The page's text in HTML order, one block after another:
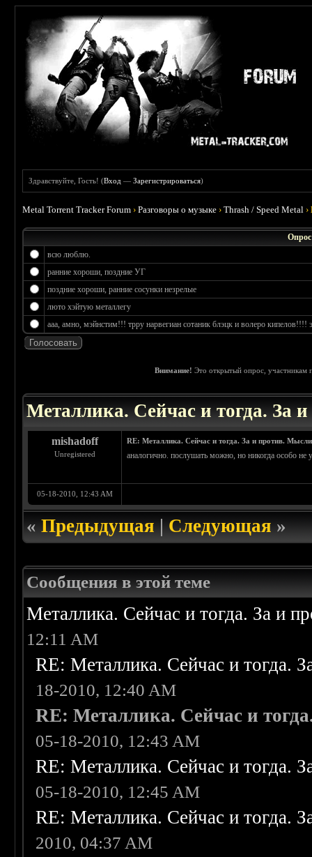
Здравствуйте, Гость! (Вход —Зарегистрироваться)
Metal Torrent Tracker Forum ›Разговоры о музыке ›Thrash / Speed Metal ›
всю люблю.
ранние хороши, поздние УГ
поздние хороши, ранние сосунки незрелые
люто хэйтую металлегу
ааа, амно, мэйнстим!!! трру нарвегиан сотаник блэцк и волеро кипелов!!!!
Внимание! Это открытый опрос, участникам
Металлика. Сейчас и тогда. За
mishadoff
Unregistered
RE: Металлика. Сейчас и тогда. За и против.
аналогично. послушать можно, но никогда особо не
05-18-2010, 12:43 AM
«Предыдущая|Следующая»
Сообщения в этой теме
Металлика. Сейчас и тогда. За и
12:11 AM
RE: Металлика. Сейчас и тогда.
18-2010, 12:40 AM
RE: Металлика. Сейчас и
05-18-2010, 12:43 AM
RE: Металлика. Сейчас и тогда.
05-18-2010, 12:45 AM
RE: Металлика. Сейчас и тогда.
2010, 04:37 AM